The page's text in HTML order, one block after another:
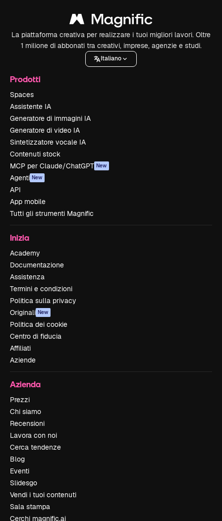
La piattaforma creativa per realizzare i tuoi migliori lavori. Oltre
1 milione di abbonati tra creativi, imprese, agenzie e studi.
Italiano
Prodotti
Spaces
Assistente IA
Generatore di immagini IA
Generatore di video IA
Sintetizzatore vocale IA
Contenuti stock
MCP per Claude/ChatGPT New
Agenti New
API
App mobile
Tutti gli strumenti Magnific
Inizia
Academy
Documentazione
Assistenza
Termini e condizioni
Politica sulla privacy
Originali New
Politica dei cookie
Centro di fiducia
Affiliati
Aziende
Azienda
Prezzi
Chi siamo
Recensioni
Lavora con noi
Cerca tendenze
Blog
Eventi
Slidesgo
Vendi i tuoi contenuti
Sala stampa
Cerchi magnific.ai